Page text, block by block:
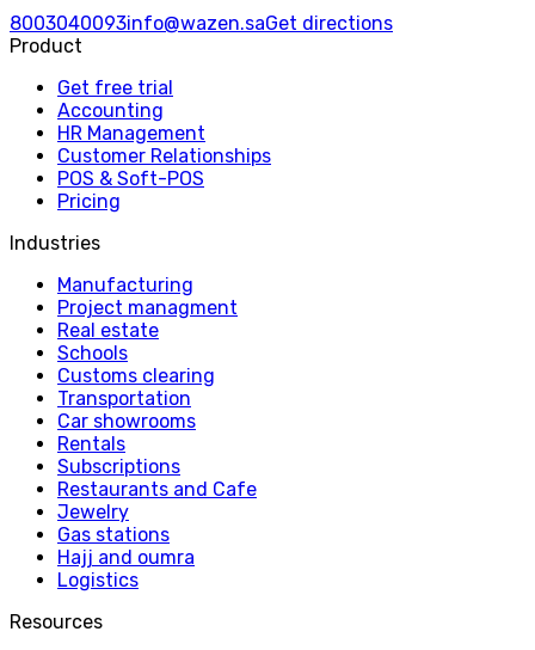
8003040093info@wazen.saGet directions
Product
Get free trial
Accounting
HR Management
Customer Relationships
POS & Soft-POS
Pricing
Industries
Manufacturing
Project managment
Real estate
Schools
Customs clearing
Transportation
Car showrooms
Rentals
Subscriptions
Restaurants and Cafe
Jewelry
Gas stations
Hajj and oumra
Logistics
Resources